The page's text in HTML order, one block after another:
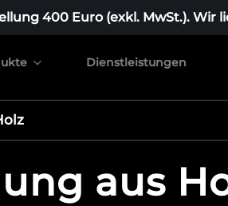
400 Euro (exkl. MwSt.). Wir
Dienstleistungen
aus